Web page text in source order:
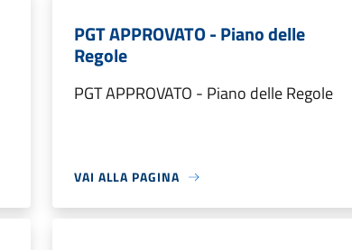
PGT APPROVATO - Piano delle
Regole
PGT APPROVATO - Piano delle Regole
VAI ALLA PAGINA